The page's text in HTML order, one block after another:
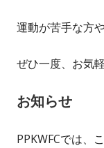
運動が苦手な方
ぜひ一度、お気
お知らせ
PPKWFCでは、